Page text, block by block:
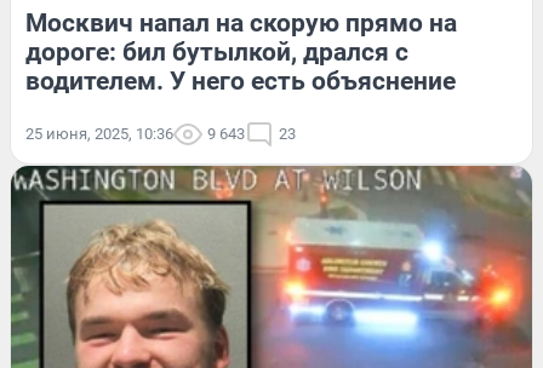
Москвич напал на скорую прямо на
дороге: бил бутылкой, дрался с
водителем. У него есть объяснение
25 июня, 2025, 10:36 9 643 23